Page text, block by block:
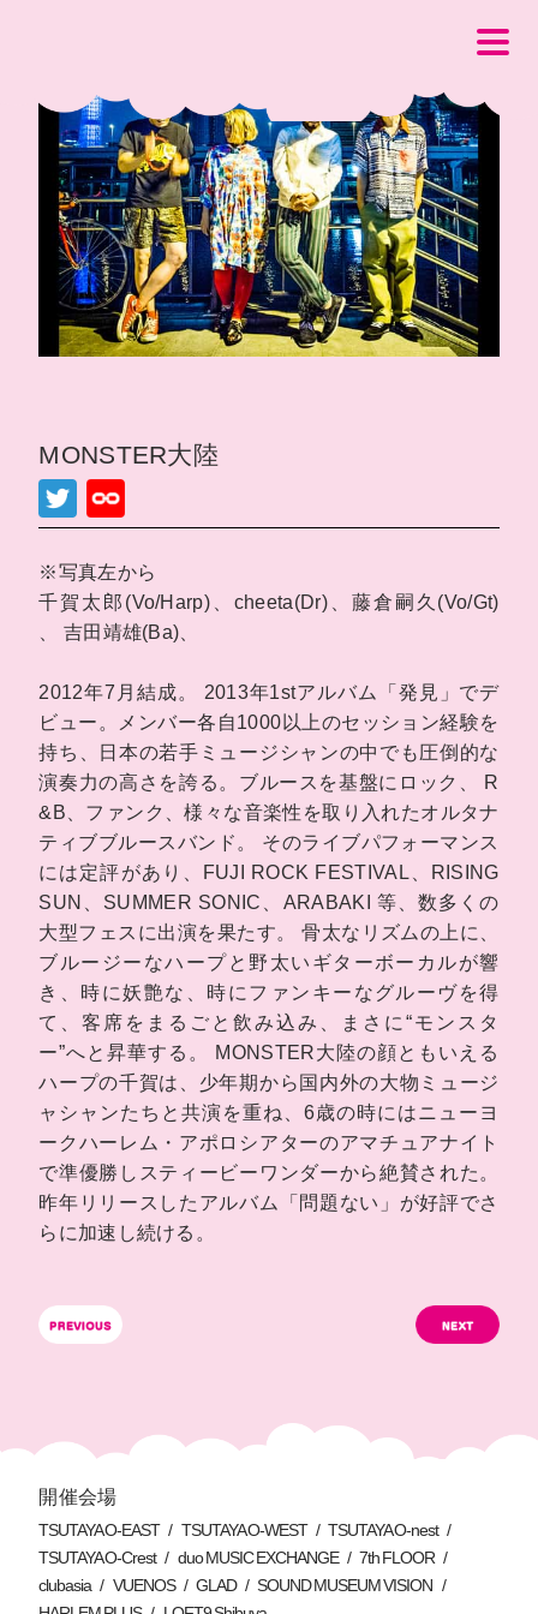
MONSTER大陸
※写真左から
千賀太郎(Vo/Harp)、cheeta(Dr)、藤倉嗣久(Vo/Gt)
、 吉田靖雄(Ba)、
2012年7月結成。 2013年1stアルバム「発見」でデ
ビュー。メンバー各自1000以上のセッション経験を
持ち、日本の若手ミュージシャンの中でも圧倒的な
演奏力の高さを誇る。ブルースを基盤にロック、 R
&B、ファンク、様々な音楽性を取り入れたオルタナ
ティブブルースバンド。 そのライブパフォーマンス
には定評があり、FUJI ROCK FESTIVAL、RISING
SUN、SUMMER SONIC、ARABAKI 等、数多くの
大型フェスに出演を果たす。 骨太なリズムの上に、
ブルージーなハープと野太いギターボーカルが響
き、時に妖艶な、時にファンキーなグルーヴを得
て、客席をまるごと飲み込み、まさに“モンスタ
ー”へと昇華する。 MONSTER大陸の顔ともいえる
ハープの千賀は、少年期から国内外の大物ミュージ
ャシャンたちと共演を重ね、6歳の時にはニューヨ
ークハーレム・アポロシアターのアマチュアナイト
で準優勝しスティービーワンダーから絶賛された。
昨年リリースしたアルバム「問題ない」が好評でさ
らに加速し続ける。
開催会場
TSUTAYA O-EAST TSUTAYA O-WEST
TSUTAYA O-nest
TSUTAYA O-Crest
duo MUSIC EXCHANGE
7th FLOOR
clubasia
VUENOS GLAD
SOUND MUSEUM VISION